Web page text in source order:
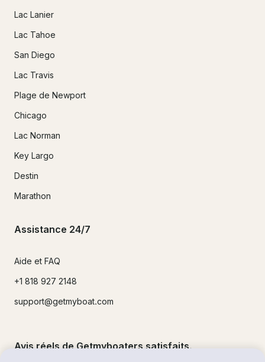
Lac Lanier
Lac Tahoe
San Diego
Lac Travis
Plage de Newport
Chicago
Lac Norman
Key Largo
Destin
Marathon
Assistance 24/7
Aide et FAQ
+1 818 927 2148
support@getmyboat.com
Avis réels de Getmyboaters satisfaits.